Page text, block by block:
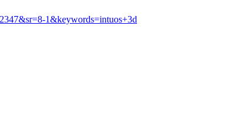
1&keywords=intuos+3d